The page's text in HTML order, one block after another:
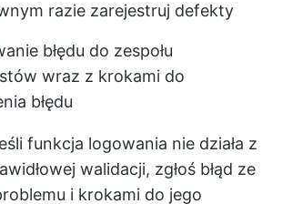
razie zarejestruj defekty
błędu do zespołu
wraz z krokami do
błędu
funkcja logowania nie działa z
walidacji, zgłoś błąd ze
i krokami do jego